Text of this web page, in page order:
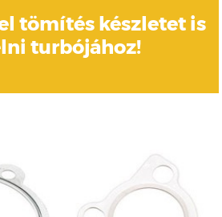
tömítés készletet is
turbójához!